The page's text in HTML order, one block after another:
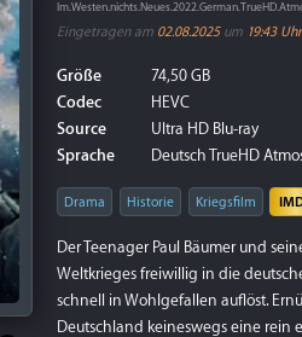
Eingetragen am 02.08.2025um 19:43 Uhr
Größe
74,50 GB
Codec
HEVC
Source
Ultra HD Blu-ray
Sprache
Deutsch TrueHD
Drama Historie Kriegsfilm
Der Teenager Paul Bäumer und
Weltkrieges freiwillig in die
schnell in Wohlgefallen auflöst.
Deutschland keineswegs eine rein